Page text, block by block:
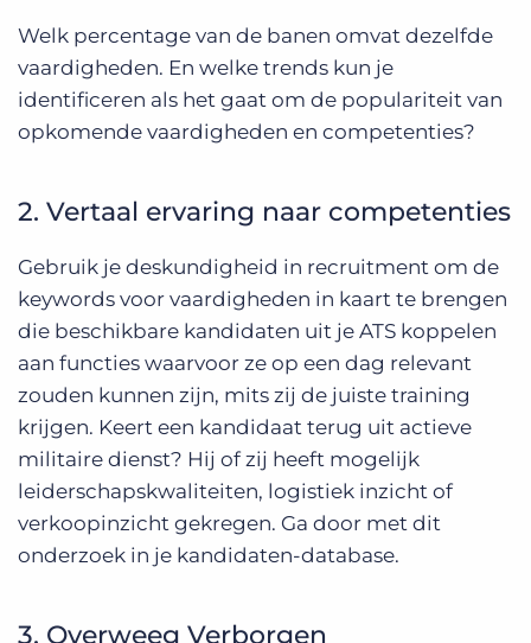
Welk percentage van de banen omvat dezelfde
vaardigheden. En welke trends kun je
identificeren als het gaat om de populariteit van
opkomende vaardigheden en competenties?
2. Vertaal ervaring naar competenties
Gebruik je deskundigheid in recruitment om de
keywords voor vaardigheden in kaart te brengen
die beschikbare kandidaten uit je ATS koppelen
aan functies waarvoor ze op een dag relevant
zouden kunnen zijn, mits zij de juiste training
krijgen. Keert een kandidaat terug uit actieve
militaire dienst? Hij of zij heeft mogelijk
leiderschapskwaliteiten, logistiek inzicht of
verkoopinzicht gekregen. Ga door met dit
onderzoek in je kandidaten-database.
3. Overweeg Verborgen